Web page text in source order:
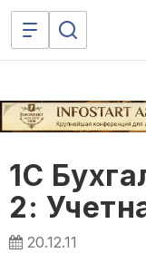
1С
2:
20.12.11